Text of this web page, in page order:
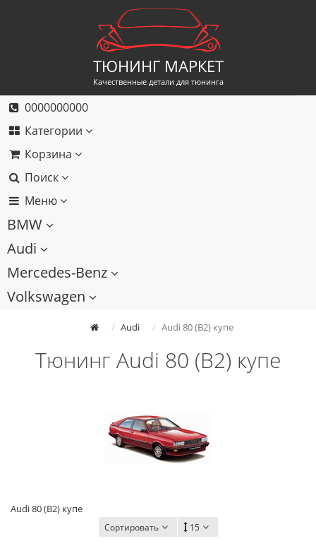
ТЮНИНГ МАРКЕТ
Качественные детали для тюнинга
0000000000
Категории
Корзина
Поиск
Меню
BMW
Audi
Mercedes-Benz
Volkswagen
Audi Audi 80 (B2) купе
Тюнинг Audi 80 (B2) купе
Audi 80 (B2) купе
Сортировать 15